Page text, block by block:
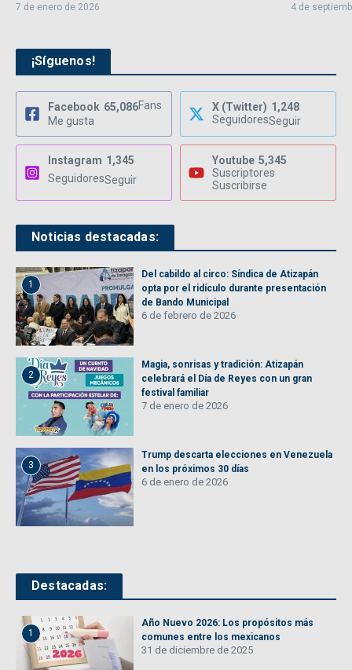
7 de enero de 2026 4 de
¡Síguenos!
Facebook 65,086Fans
Me gusta
X (Twitter) 1,248
SeguidoresSeguir
Instagram 1,345
SeguidoresSeguir
Youtube 5,345
Suscriptores
Suscribirse
Noticias destacadas:
1
Del cabildo al circo: Síndica de Atizapán
opta por el ridículo durante presentación
de Bando Municipal
6 de febrero de 2026
2
Magia, sonrisas y tradición: Atizapán
celebrará el Día de Reyes con un gran
festival familiar
7 de enero de 2026
3
Trump descarta elecciones en Venezuela
en los próximos 30 días
6 de enero de 2026
Destacadas:
1
Año Nuevo 2026: Los propósitos más
comunes entre los mexicanos
31 de diciembre de 2025